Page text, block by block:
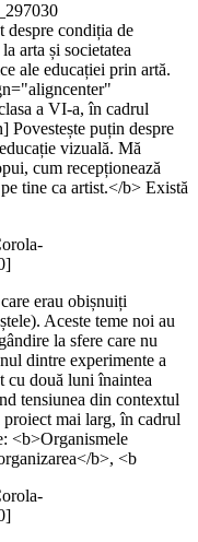
despre condiția de
arta și societatea
ale educației prin artă.
a VI-a, în cadrul
Povestește puțin despre
vizuală. Mă
cum recepționează
tine ca artist.</b> Există
erau obișnuiți
Aceste teme noi au
la sfere care nu
dintre experimente a
cu două luni înaintea
tensiunea din contextul
proiect mai larg, în cadrul
<b>Organismele
b>, <b